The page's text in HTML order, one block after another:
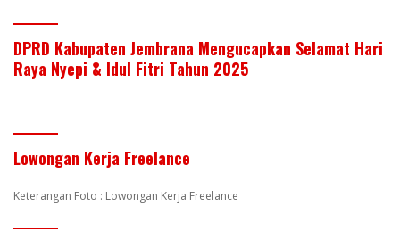
DPRD Kabupaten Jembrana Mengucapkan Selamat Hari
Raya Nyepi & Idul Fitri Tahun 2025
Lowongan Kerja Freelance
Keterangan Foto : Lowongan Kerja Freelance